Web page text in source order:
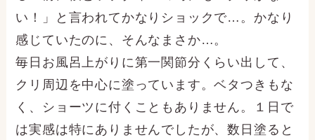
い！」と言われてかなりショックで…。かなり
感じていたのに、そんなまさか…。
毎日お風呂上がりに第一関節分くらい出して、
クリ周辺を中心に塗っています。ベタつきもな
く、ショーツに付くこともありません。１日で
は実感は特にありませんでしたが、数日塗ると